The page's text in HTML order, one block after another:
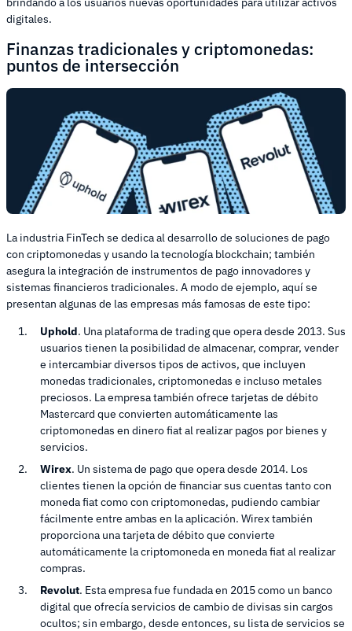
digitales.
Finanzas tradicionales y criptomonedas:
puntos de intersección
La industria FinTech se dedica al desarrollo de soluciones de pago
con criptomonedas y usando la tecnología blockchain; también
asegura la integración de instrumentos de pago innovadores y
sistemas financieros tradicionales. A modo de ejemplo, aquí se
presentan algunas de las empresas más famosas de este tipo:
Uphold. Una plataforma de trading que opera desde 2013. Sus
usuarios tienen la posibilidad de almacenar, comprar, vender
e intercambiar diversos tipos de activos, que incluyen
monedas tradicionales, criptomonedas e incluso metales
preciosos. La empresa también ofrece tarjetas de débito
Mastercard que convierten automáticamente las
criptomonedas en dinero fiat al realizar pagos por bienes y
servicios.
Wirex. Un sistema de pago que opera desde 2014. Los
clientes tienen la opción de financiar sus cuentas tanto con
moneda fiat como con criptomonedas, pudiendo cambiar
fácilmente entre ambas en la aplicación. Wirex también
proporciona una tarjeta de débito que convierte
automáticamente la criptomoneda en moneda fiat al realizar
compras.
Revolut. Esta empresa fue fundada en 2015 como un banco
digital que ofrecía servicios de cambio de divisas sin cargos
ocultos; sin embargo, desde entonces, su lista de servicios se